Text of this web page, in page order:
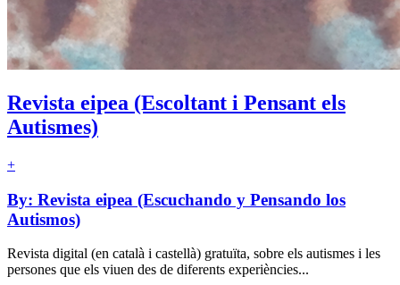
Revista eipea (Escoltant i Pensant els
Autismes)
+
By: Revista eipea (Escuchando y Pensando los
Autismos)
Revista digital (en català i castellà) gratuïta, sobre els autismes i les
persones que els viuen des de diferents experiències...